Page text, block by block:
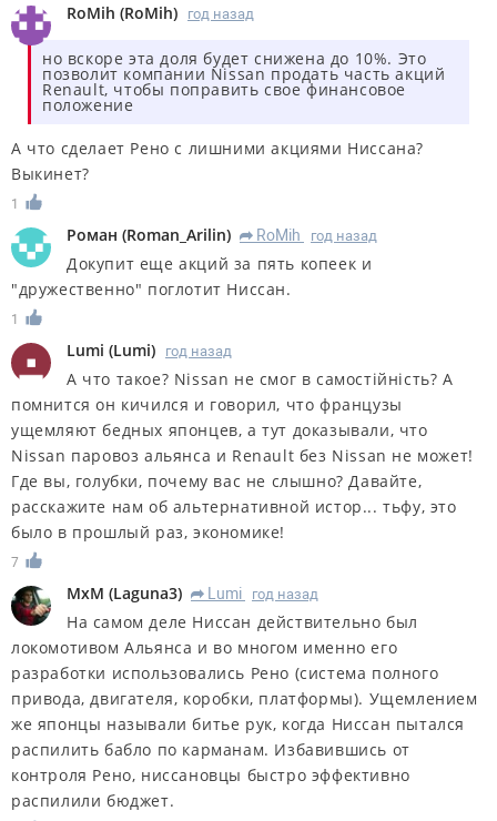
RoMih (RoMih) год назад
но вскоре эта доля будет снижена до 10%. Это
позволит компании Nissan продать часть акций
Renault, чтобы поправить свое финансовое
положение
А что сделает Рено с лишними акциями Ниссана?
Выкинет?
1
Роман (Roman_Arilin) R RoMih год назад
Докупит еще акций за пять копеек и
"дружественно" поглотит Ниссан.
1
Lumi (Lumi) год назад
А что такое? Nissan не смог в самостійність? А
помнится он кичился и говорил, что французы
ущемляют бедных японцев, а тут доказывали, что
Nissan паровоз альянса и Renault без Nissan не может!
Где вы, голубки, почему вас не слышно? Давайте,
расскажите нам об альтернативной истор... тьфу, это
было в прошлый раз, экономике!
7
MxM (Laguna3) R Lumi год назад
На самом деле Ниссан действительно был
локомотивом Альянса и во многом именно его
разработки использовались Рено (система полного
привода, двигателя, коробки, платформы). Ущемлением
же японцы называли битье рук, когда Ниссан пытался
распилить бабло по карманам. Избавившись от
контроля Рено, ниссановцы быстро эффективно
распилили бюджет.